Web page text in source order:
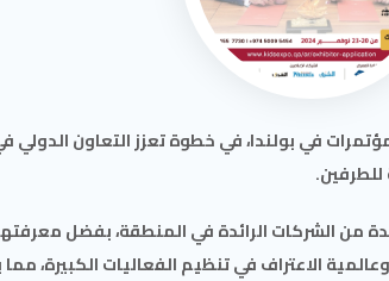
في بولندا، في خطوة تعزز التعاون الدولي
للطرفين.
من الشركات الرائدة في المنطقة، بفضل
الاعتراف في تنظيم الفعاليات الكبيرة،